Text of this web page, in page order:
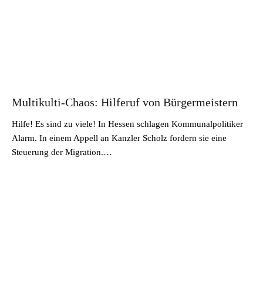
Multikulti-Chaos: Hilferuf von Bürgermeistern
Hilfe! Es sind zu viele! In Hessen schlagen Kommunalpolitiker
Alarm. In einem Appell an Kanzler Scholz fordern sie eine
Steuerung der Migration.…